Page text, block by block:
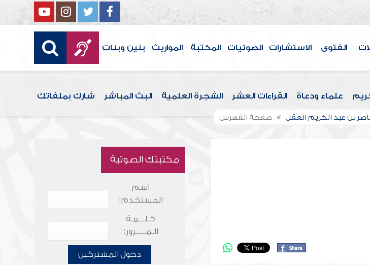
الفتوى الاستشارات الصوتيات المكتبة المواريث بنين وبنات
علماء ودعاة القراءات العشر الشجرة العلمية البث المباشر شارك بملفاتك
ناصر بن عبد الكريم العقل صفحة الفهرس
مكتبتك الصوتية
اسم
المستخدم:
كـلـــمـة
الـمـــــرور:
دخول المشتركين